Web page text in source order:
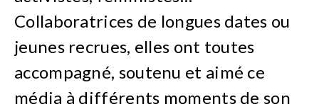
Collaboratrices de longues dates ou
jeunes recrues, elles ont toutes
accompagné, soutenu et aimé ce
média à différents moments de son